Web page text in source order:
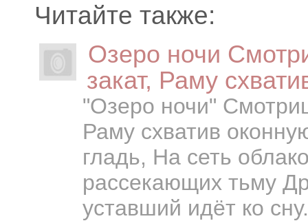
Читайте также:
Озеро ночи
закат, Раму
"Озеро ночи"
Раму схватив
гладь, На сеть
рассекающих тьму
уставший идёт ко